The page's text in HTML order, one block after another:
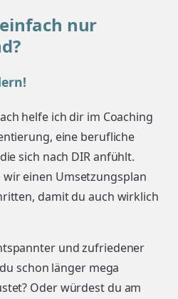
nur
helfe ich dir im Coaching
eine berufliche
sich nach DIR anfühlt.
einen Umsetzungsplan
damit du auch wirklich
und zufriedener
schon länger mega
Oder würdest du am